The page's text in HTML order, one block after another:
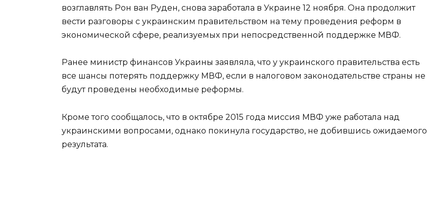
возглавлять Рон ван Руден, снова заработала в Украине 12 ноября. Она продолжит
вести разговоры с украинским правительством на тему проведения реформ в
экономической сфере, реализуемых при непосредственной поддержке МВФ.
Ранее министр финансов Украины заявляла, что у украинского правительства есть
все шансы потерять поддержку МВФ, если в налоговом законодательстве страны не
будут проведены необходимые реформы.
Кроме того сообщалось, что в октябре 2015 года миссия МВФ уже работала над
украинскими вопросами, однако покинула государство, не добившись ожидаемого
результата.